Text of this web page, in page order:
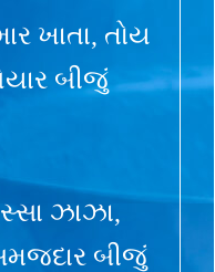
ખાતા, તોય
બીજું
ઝાઝા,
બીજું